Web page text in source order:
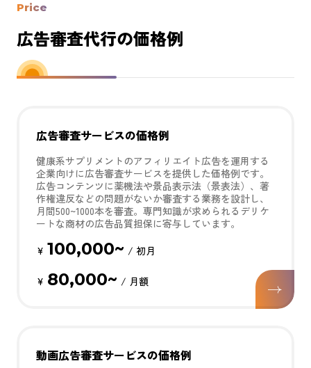
Price
広告審査代行の価格例
広告審査サービスの価格例
健康系サプリメントのアフィリエイト広告を運用する
企業向けに広告審査サービスを提供した価格例です。
広告コンテンツに薬機法や景品表示法（景表法）、著
作権違反などの問題がないか審査する業務を設計し、
月間500~1000本を審査。専門知識が求められるデリケ
ートな商材の広告品質担保に寄与しています。
¥ 100,000~ / 初月
¥ 80,000~ / 月額
動画広告審査サービスの価格例